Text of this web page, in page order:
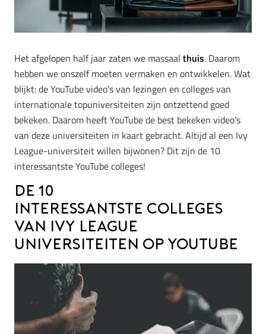
Het afgelopen half jaar zaten we massaal thuis. Daarom
hebben we onszelf moeten vermaken en ontwikkelen. Wat
blijkt: de YouTube video’s van lezingen en colleges van
internationale topuniversiteiten zijn ontzettend goed
bekeken. Daarom heeft YouTube de best bekeken video’s
van deze universiteiten in kaart gebracht.Altijd al een Ivy
League-universiteit willen bijwonen? Dit zijn de 10
interessantste YouTube colleges!
De 10
interessantste colleges
van Ivy League
universiteiten op YouTube